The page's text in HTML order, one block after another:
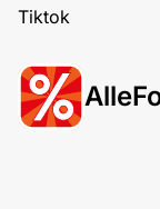
Tiktok